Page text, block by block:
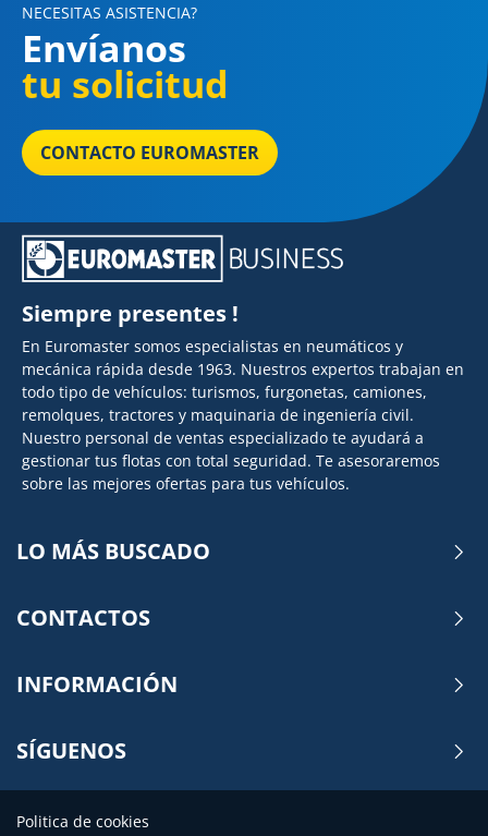
NECESITAS ASISTENCIA?
Envíanos
tu solicitud
CONTACTO EUROMASTER
Siempre presentes !
En Euromaster somos especialistas en neumáticos y
mecánica rápida desde 1963. Nuestros expertos trabajan en
todo tipo de vehículos: turismos, furgonetas, camiones,
remolques, tractores y maquinaria de ingeniería civil.
Nuestro personal de ventas especializado te ayudará a
gestionar tus flotas con total seguridad. Te asesoraremos
sobre las mejores ofertas para tus vehículos.
LO MÁS BUSCADO
CONTACTOS
INFORMACIÓN
SÍGUENOS
Politica de cookies